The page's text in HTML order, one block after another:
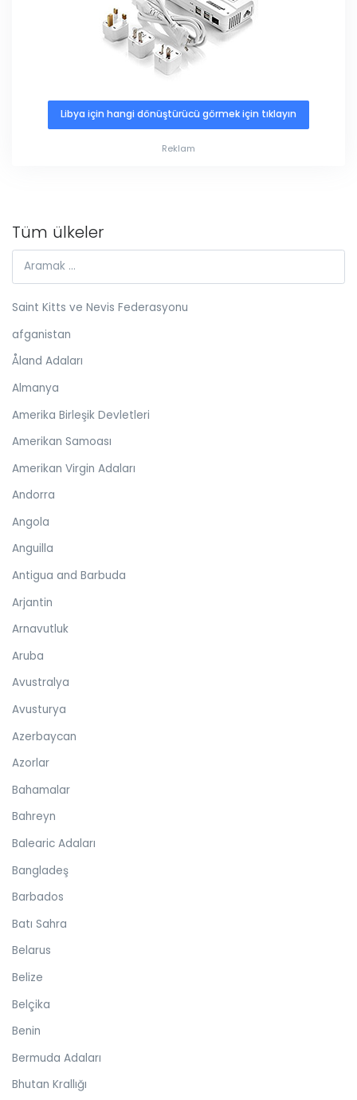
Libya için hangi dönüştürücü görmek için tıklayın
Reklam
Tüm ülkeler
Saint Kitts ve Nevis Federasyonu
afganistan
Åland Adaları
Almanya
Amerika Birleşik Devletleri
Amerikan Samoası
Amerikan Virgin Adaları
Andorra
Angola
Anguilla
Antigua and Barbuda
Arjantin
Arnavutluk
Aruba
Avustralya
Avusturya
Azerbaycan
Azorlar
Bahamalar
Bahreyn
Balearic Adaları
Bangladeş
Barbados
Batı Sahra
Belarus
Belize
Belçika
Benin
Bermuda Adaları
Bhutan Krallığı